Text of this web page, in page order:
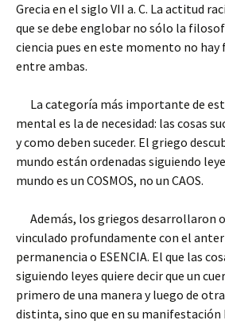
Grecia en el siglo VII a. C. La actitud
que se debe englobar no sólo la
ciencia pues en este momento no
entre ambas.
La categoría más importante de
mental es la de necesidad: las cosas
y como deben suceder. El griego
mundo están ordenadas siguiendo
mundo es un COSMOS, no un CAOS.
Además, los griegos desarrollaron
vinculado profundamente con el
permanencia o ESENCIA. El que las
siguiendo leyes quiere decir que un
primero de una manera y luego de
distinta, sino que en su manifestación